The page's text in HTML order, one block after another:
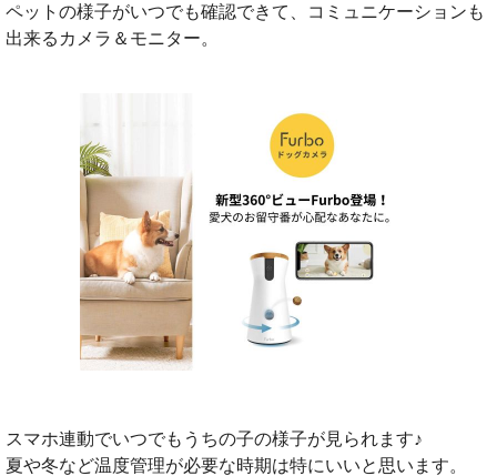
ペットの様子がいつでも確認できて、コミュニケーションも
出来るカメラ＆モニター。
スマホ連動でいつでもうちの子の様子が見られます♪
夏や冬など温度管理が必要な時期は特にいいと思います。